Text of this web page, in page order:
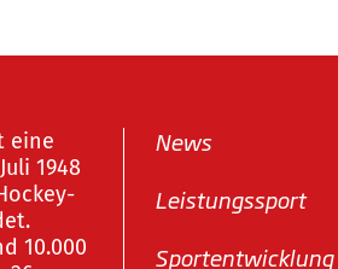
eine
1948
10.000
News
Leistungssport
Sportentwicklung